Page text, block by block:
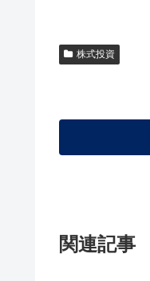
株式投資
関連記事